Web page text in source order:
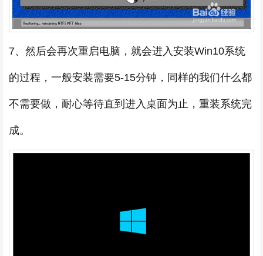
7、然后会再次重启电脑，就会进入安装Win10系统
的过程，一般安装需要5-15分钟，同样的我们什么都
不需要做，耐心等待直到进入桌面为止，重装系统完
成。